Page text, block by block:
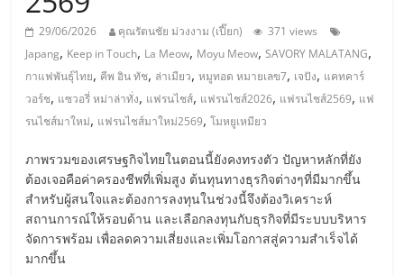
เอ็
มอี
ไทย,
SMEs,
แฟ
29/06/2026 คุณรัตนชัย ม่วงงาม (เปี๊ยก)
371 views
Japang, Keep in Touch, La Meow, Moyu Meow,SAVORY MALATANG,
กาแฟพันธุ์ไทย, คีพ อิน ทัช, ล่าเมียว,หมูทอด หมายเลข7, เจปัง, แคทคาร์
วอร์ช, แซวอรี่ หม่าล่าทั่ง, แฟรนไชส์, แฟรนไชส์2026, แฟรนไชส์2569, แฟ
รนไชส์มาใหม่, แฟรนไชส์มาใหม่2569,โมหยูเหมียว
ภาพรวมของเศรษฐกิจไทยในตอนนี้ยังคงทรงตัว ปัญหาหลักที่ยัง
ต้องเจอคือค่าครองชีพที่เพิ่มสูง ต้นทุนทางธุรกิจต่างๆที่มีมากขึ้น
สำหรับผู้สนใจและต้องการลงทุนในช่วงนี้จึงต้องวิเคราะห์
สถานการณ์ให้รอบด้าน และเลือกลงทุนกับธุรกิจที่มีระบบบริหาร
จัดการพร้อม เพื่อลดความเสี่ยงและเพิ่มโอกาสสู่ความสำเร็จได้
มากขึ้น